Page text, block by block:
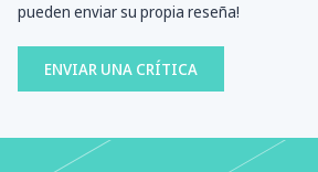
pueden enviar su propia reseña!
ENVIAR UNA CRÍTICA